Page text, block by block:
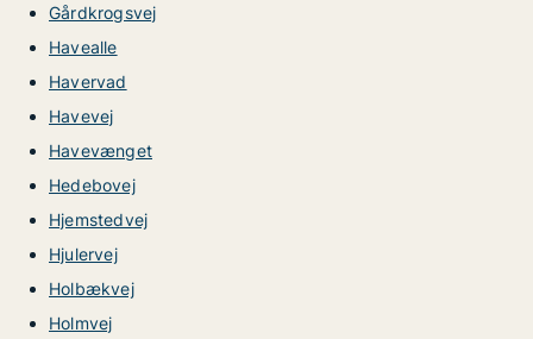
Gårdkrogsvej
Havealle
Havervad
Havevej
Havevænget
Hedebovej
Hjemstedvej
Hjulervej
Holbækvej
Holmvej